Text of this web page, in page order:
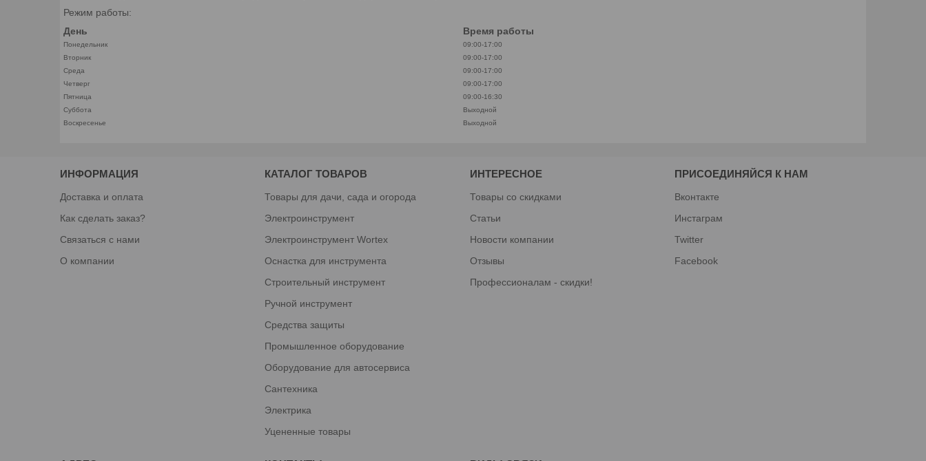
Режим работы:
День
Время работы
Понедельник
09:00-17:00
Вторник
09:00-17:00
Среда
09:00-17:00
Четверг
09:00-17:00
Пятница
09:00-16:30
Суббота
Выходной
Воскресенье
Выходной
ИНФОРМАЦИЯ
Доставка и оплата
Как сделать заказ?
Связаться с нами
О компании
КАТАЛОГ ТОВАРОВ
Товары для дачи, сада и огорода
Электроинструмент
Электроинструмент Wortex
Оснастка для инструмента
Строительный инструмент
Ручной инструмент
Средства защиты
Промышленное оборудование
Оборудование для автосервиса
Сантехника
Электрика
Уцененные товары
ИНТЕРЕСНОЕ
Товары со скидками
Статьи
Новости компании
Отзывы
Профессионалам - скидки!
ПРИСОЕДИНЯЙСЯ К НАМ
Вконтакте
Инстаграм
Twitter
Facebook